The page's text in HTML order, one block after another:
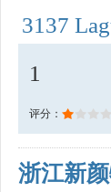
3137
1
评分：
浙江新